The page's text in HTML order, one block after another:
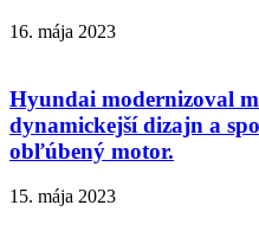
16. mája 2023
Hyundai modernizoval
dynamickejší dizajn a
obľúbený motor.
15. mája 2023